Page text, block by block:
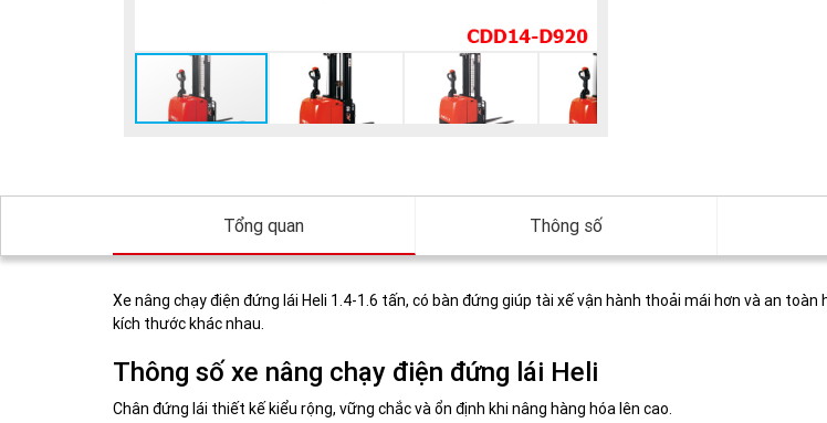
Tổng quan Thông số
Xe nâng chạy điện đứng lái Heli 1.4-1.6 tấn, có bàn đứng giúp tài xế vận hành thoải mái hơn và an
kích thước khác nhau.
Thông số xe nâng chạy điện đứng lái Heli
Chân đứng lái thiết kế kiểu rộng, vững chắc và ổn định khi nâng hàng hóa lên cao.